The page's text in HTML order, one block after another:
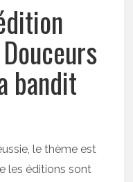
bandit
le thème est
les éditions sont